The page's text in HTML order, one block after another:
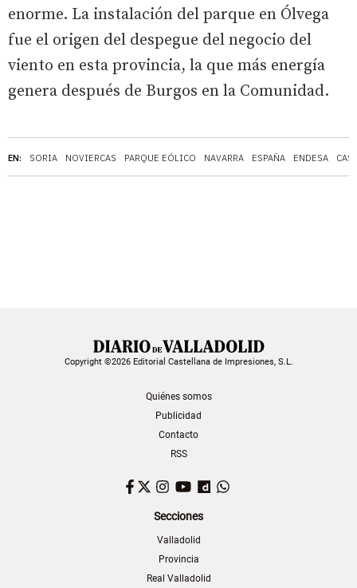
EN: SORIA NOVIERCAS PARQUE EÓLICO NAVARRA ESPAÑA ENDESA
enorme. La instalación del parque en Ólvega
fue el origen del despegue del negocio del
viento en esta provincia, la que más energía
genera después de Burgos en la Comunidad.
Copyright ©2026 Editorial Castellana de Impresiones, S.L.
Quiénes somos
Publicidad
Contacto
RSS
Facebook
TwitterInstagram
YouTubeDailymotion
Secciones
Valladolid
Provincia
Real Valladolid